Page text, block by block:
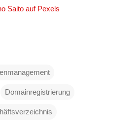
Saito auf Pexels
Domainregistrierung